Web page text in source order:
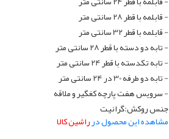
- قابلمه با قطر 28 سانتی متر
- قابلمه با قطر 32 سانتی متر
- تابه دو دسته با قطر 28 سانتی متر
- تابه تکدسته با قطر 24 سانتی متر
- تابه دو طرفه 30 در 24 سانتی متر
- سرویس هفت پارچه کغگیر و ملاقه
جنس روکش:گرانیت
مشاهده این محصول درراشین کالا